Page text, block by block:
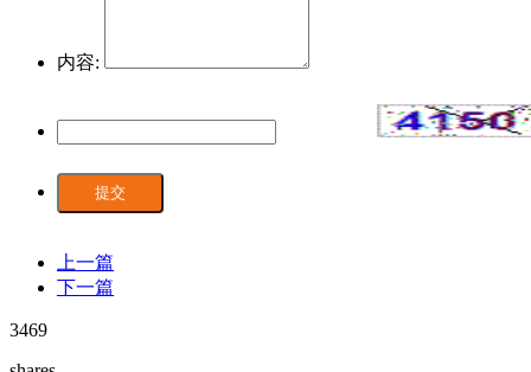
内容:
提交
上一篇
下一篇
3469